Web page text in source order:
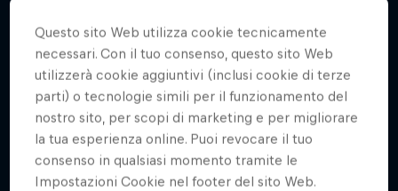
Questo sito Web utilizza cookie tecnicamente
necessari. Con il tuo consenso, questo sito Web
utilizzerà cookie aggiuntivi (inclusi cookie di terze
parti) o tecnologie simili per il funzionamento del
nostro sito, per scopi di marketing e per migliorare
la tua esperienza online. Puoi revocare il tuo
consenso in qualsiasi momento tramite le
Impostazioni Cookie nel footer del sito Web.